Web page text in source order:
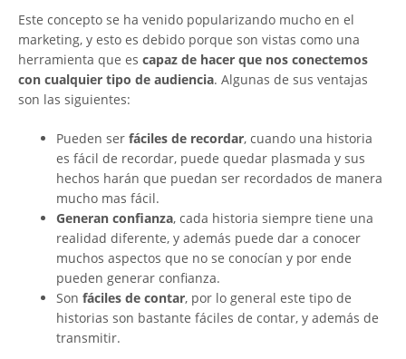
Este concepto se ha venido popularizando mucho en el
marketing, y esto es debido porque son vistas como una
herramienta que es capaz de hacer que nos conectemos
con cualquier tipo de audiencia. Algunas de sus ventajas
son las siguientes:
Pueden ser fáciles de recordar, cuando una historia
es fácil de recordar, puede quedar plasmada y sus
hechos harán que puedan ser recordados de manera
mucho mas fácil.
Generan confianza, cada historia siempre tiene una
realidad diferente, y además puede dar a conocer
muchos aspectos que no se conocían y por ende
pueden generar confianza.
Son fáciles de contar, por lo general este tipo de
historias son bastante fáciles de contar, y además de
transmitir.